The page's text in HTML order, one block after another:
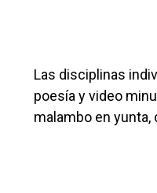
Las disciplinas
poesía y video
malambo en